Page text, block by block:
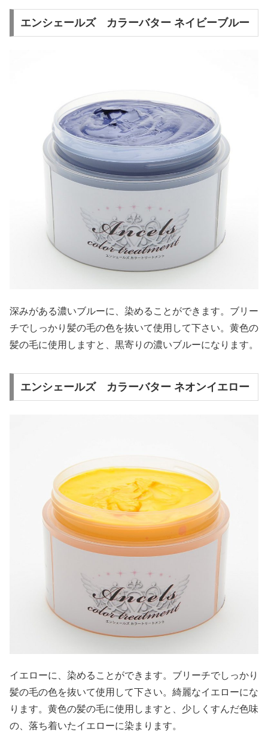
エンシェールズ カラーバター ネイビーブルー
深みがある濃いブルーに、染めることができます。ブリー
チでしっかり髪の毛の色を抜いて使用して下さい。黄色の
髪の毛に使用しますと、黒寄りの濃いブルーになります。
エンシェールズ カラーバター ネオンイエロー
イエローに、染めることができます。ブリーチでしっかり
髪の毛の色を抜いて使用して下さい。綺麗なイエローにな
ります。黄色の髪の毛に使用しますと、少しくすんだ色味
の、落ち着いたイエローに染まります。